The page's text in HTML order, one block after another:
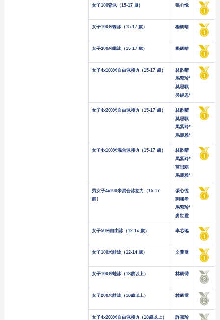
女子100背泳（15-17 歲） 張心悅
女子100米蝶泳（15-17 歲） 楊凱晴
女子200米蝶泳（15-17 歲） 楊凱晴
女子4x100米自由泳接力（15-17 歲）
林韵晴
馬紫玲*
莫思騏
吳綽恩*
女子4x200米自由泳接力（15-17 歲）
林韵晴
莫思騏
馬紫玲*
馬麗雅*
女子4x100米混合泳接力（15-17 歲）
林韵晴
馬紫玲*
莫思騏
馬麗雅*
男女子4x100米混合泳接力（15-17
歲）
張心悅
劉建希
馬紫玲*
麥世霆
女子50米自由泳（12-14 歲） 李芯瑤
女子100米蛙泳（12-14 歲） 文薈喬
女子100米蛙泳（18歲以上） 林凱喬
女子200米蛙泳（18歲以上） 林凱喬
女子4x200米自由泳接力（18歲以上）
許嘉玲